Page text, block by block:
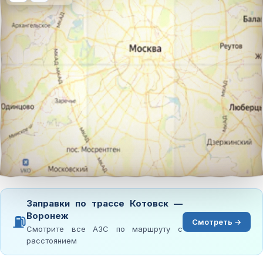
⛽
Заправки по трассе Котовск —
Воронеж
Смотрите все АЗС по маршруту с
расстоянием
Смотреть →